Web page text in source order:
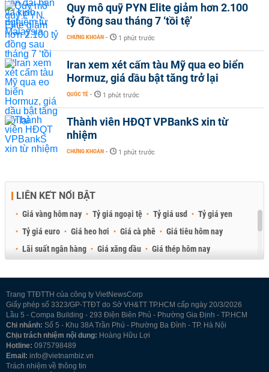
Quy mô quỹ PYN Elite giảm hơn 2.100
tỷ đồng sau tháng 7 ‘tồi tệ’
CHỨNG KHOÁN - 1 phút trước
Iran xem xét cấm tàu Mỹ qua eo biển
Hormuz, giá dầu bật tăng trở lại
QUỐC TẾ - 1 phút trước
Thành viên HĐQT VPBankS xin từ
nhiệm
CHỨNG KHOÁN - 1 phút trước
LIÊN KẾT NỔI BẬT
Giá vàng hôm nay Tỷ giá ngoại tệ Tỷ giá usd
Tỷ giá yen
Tỷ giá euro
Giá heo hơi Giá cà phê
Giá tiêu hôm nay
Lãi suất ngân hàng
Giá xăng dầu
Giá thép hôm nay
Trang TTĐTTH của công ty VietNewsCorp
Giấy phép số 3323/GP-TTĐT do Sở VH&TT TP.HCM cấp ngày 20/3/2026
Lầu 5 - Compa Building - 293 Điện Biên Phủ - Phường Gia Định - TP.HCM
Chi nhánh: Số 5 - Khu 38A Trần Phú - Phường Ba Đình - TP. Hà Nội
Chịu trách nhiệm nội dung: Hoàng Hữu Lợi
Hotline: 0975798489
Email: info@vietnambiz.vn
Trách nhiệm về thông tin